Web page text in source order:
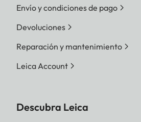
Envío y condiciones de pago
Devoluciones
Reparación y mantenimiento
Leica Account
Descubra Leica